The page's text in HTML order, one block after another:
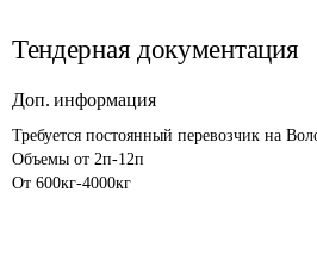
Тендерная документация
Доп. информация
Требуется постоянный перевозчик на
Объемы от 2п-12п